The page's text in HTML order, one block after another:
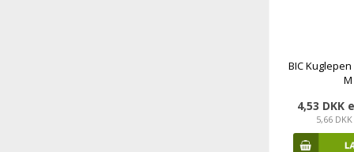
BIC
4,53 DKK
5,66